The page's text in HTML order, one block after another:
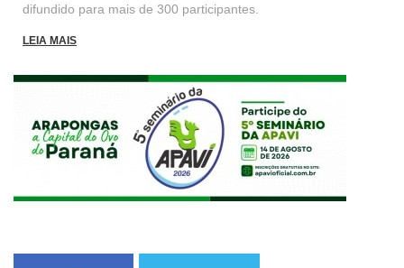
difundido para mais de 300 participantes.
LEIA MAIS